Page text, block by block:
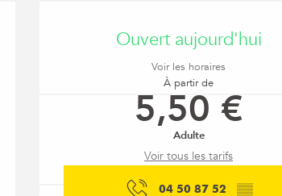
Ouverture et
Ouvert aujourd'hui
Voir les horaires
À partir de
5,50 €
Adulte
Voir tous les tarifs
04 50 87 52 ▒▒